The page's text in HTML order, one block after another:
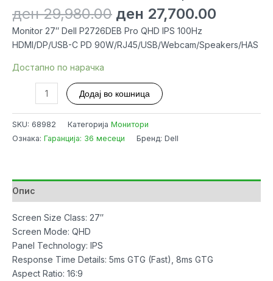
ден29,980.00 Original
price
was:
ден 29,980.00.
ден 27,700.00
is:
ден
Monitor 27″ Dell P2726DEB Pro QHD IPS 100Hz
HDMI/DP/USB-C PD 90W/RJ45/USB/Webcam/Speakers/HAS
Достапно по нарачка
Dell
100Hz
HDMI/DP/USB-
C
PD
90W/RJ45/USB/Webcam/Speakers/HAS
количина
Додај во кошница
SKU: 68982 Категорија Монитори
Ознака: Гаранција: 36 месеци Бренд: Dell
Опис
Screen Size Class: 27″
Screen Mode: QHD
Panel Technology: IPS
Response Time Details: 5ms GTG (Fast), 8ms GTG
Aspect Ratio: 16:9